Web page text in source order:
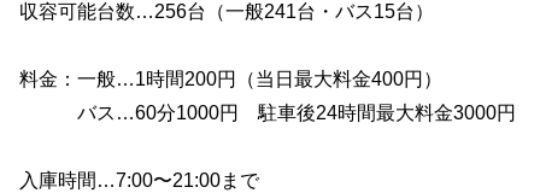
収容可能台数…256台（一般241台・バス15台）
料金：一般…1時間200円（当日最大料金400円）
バス…60分1000円 駐車後24時間最大料金3000円
入庫時間…7:00〜21:00まで